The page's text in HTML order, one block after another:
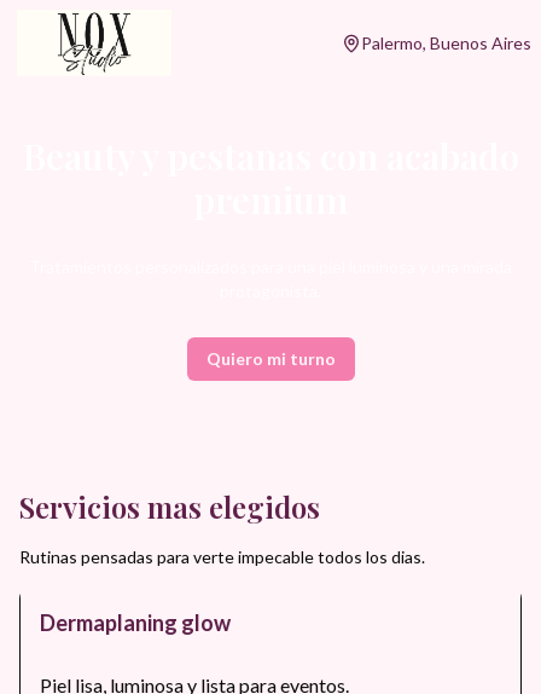
Palermo, Buenos Aires
Quiero mi turno
Servicios mas elegidos
Rutinas pensadas para verte impecable todos los dias.
Dermaplaning glow
Piel lisa, luminosa y lista para eventos.